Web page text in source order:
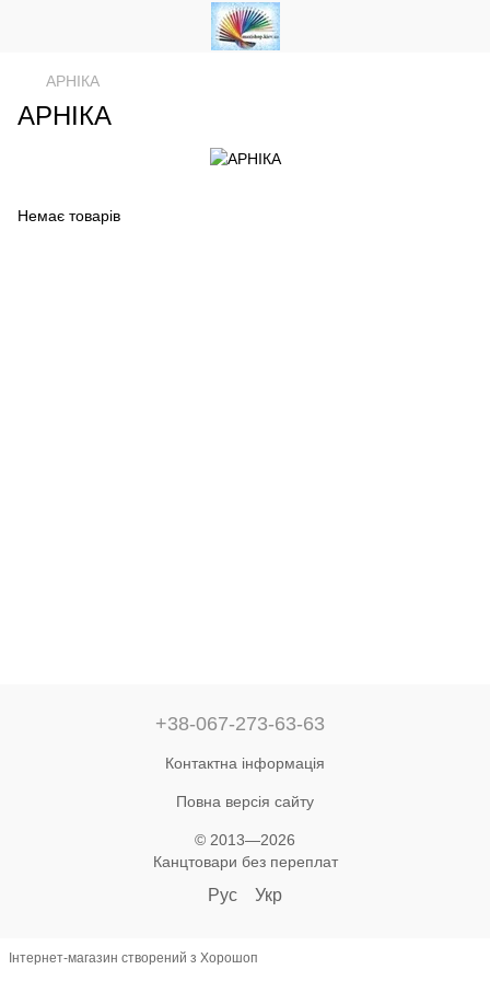
АРНІКА
АРНІКА
Немає товарів
+38-067-273-63-63
Контактна інформація
Повна версія сайту
© 2013—2026
Канцтовари без переплат
Рус Укр
Інтернет-магазин створений з Хорошоп